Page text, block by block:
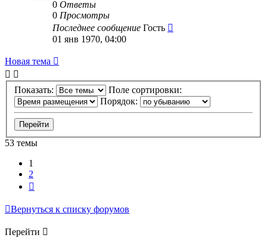
0 Ответы
0 Просмотры
Последнее сообщение Гость
01 янв 1970, 04:00
Новая тема
Показать:
Поле сортировки:
Порядок:
53 темы
1
2
Вернуться к списку форумов
Перейти